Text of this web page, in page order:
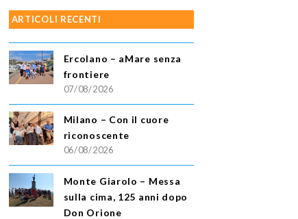
ARTICOLI RECENTI
Ercolano – aMare senza
frontiere
07/08/2026
Milano – Con il cuore
riconoscente
06/08/2026
Monte Giarolo – Messa
sulla cima, 125 anni dopo
Don Orione